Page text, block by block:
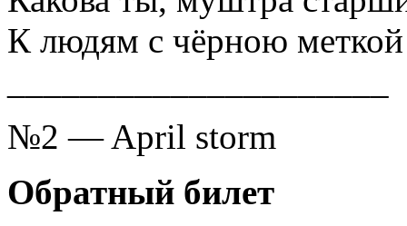
К людям с чёрною
№2 — April storm
Обратный билет